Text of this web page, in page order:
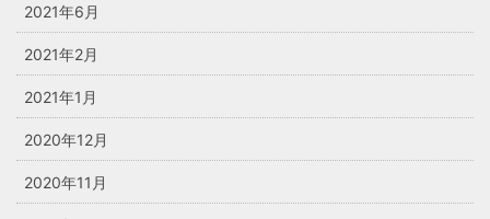
2021年6月
2021年2月
2021年1月
2020年12月
2020年11月